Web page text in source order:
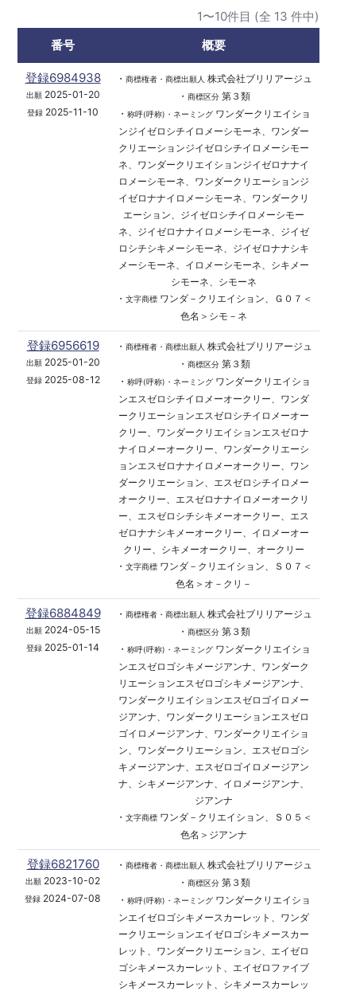
1〜10件目 (全 13 件中)
番号
概要
登録6984938
出願2025-01-20
登録 2025-11-10
・ 商標権者・商標出願人 株式会社ブリリアージュ
・ 商標区分第３類
・ 称呼(呼称)・ネーミングワンダークリエイショ
ンジイゼロシチイロメーシモーネ、ワンダー
クリエーションジイゼロシチイロメーシモー
ネ、ワンダークリエイションジイゼロナナイ
ロメーシモーネ、ワンダークリエーションジ
イゼロナナイロメーシモーネ、ワンダークリ
エーション、ジイゼロシチイロメーシモー
ネ、ジイゼロナナイロメーシモーネ、ジイゼ
ロシチシキメーシモーネ、ジイゼロナナシキ
メーシモーネ、イロメーシモーネ、シキメー
シモーネ、シモーネ
・ 文字商標ワンダ－クリエイション、Ｇ０７＜
色名＞シモ－ネ
登録6956619
出願2025-01-20
登録2025-08-12
・ 商標権者・商標出願人 株式会社ブリリアージュ
・ 商標区分第３類
・ 称呼(呼称)・ネーミングワンダークリエイショ
ンエスゼロシチイロメーオークリー、ワンダ
ークリエーションエスゼロシチイロメーオー
クリー、ワンダークリエイションエスゼロナ
ナイロメーオークリー、ワンダークリエーシ
ョンエスゼロナナイロメーオークリー、ワン
ダークリエーション、エスゼロシチイロメー
オークリー、エスゼロナナイロメーオークリ
ー、エスゼロシチシキメーオークリー、エス
ゼロナナシキメーオークリー、イロメーオー
クリー、シキメーオークリー、オークリー
・ 文字商標ワンダ－クリエイション、Ｓ０７＜
色名＞オ－クリ－
登録6884849
出願2024-05-15
登録 2025-01-14
・ 商標権者・商標出願人 株式会社ブリリアージュ
・ 商標区分第３類
・ 称呼(呼称)・ネーミングワンダークリエイショ
ンエスゼロゴシキメージアンナ、ワンダーク
リエーションエスゼロゴシキメージアンナ、
ワンダークリエイションエスゼロゴイロメー
ジアンナ、ワンダークリエーションエスゼロ
ゴイロメージアンナ、ワンダークリエイショ
ン、ワンダークリエーション、エスゼロゴシ
キメージアンナ、エスゼロゴイロメージアン
ナ、シキメージアンナ、イロメージアンナ、
ジアンナ
・ 文字商標ワンダ－クリエイション、Ｓ０５＜
色名＞ジアンナ
登録6821760
出願 2023-10-02
登録 2024-07-08
・ 商標権者・商標出願人 株式会社ブリリアージュ
・ 商標区分第３類
・ 称呼(呼称)・ネーミングワンダークリエイショ
ンエイゼロゴシキメースカーレット、ワンダ
ークリエーションエイゼロゴシキメースカー
レット、ワンダークリエーション、エイゼロ
ゴシキメースカーレット、エイゼロファイブ
シキメースカーレット、シキメースカーレッ